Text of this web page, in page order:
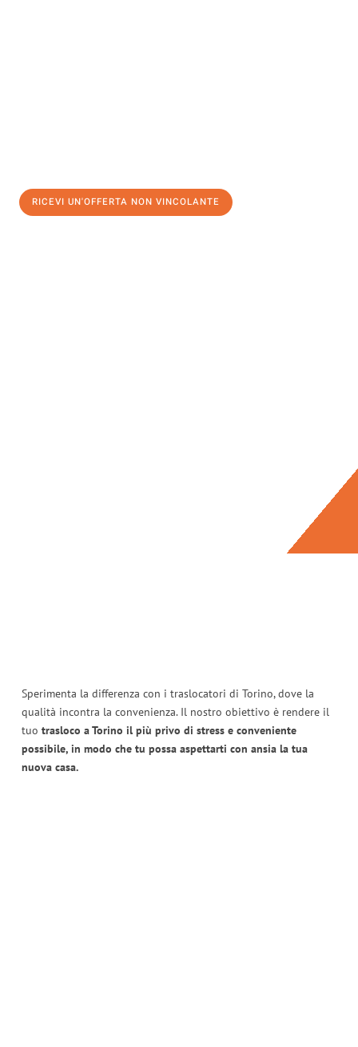
RICEVI UN'OFFERTA NON VINCOLANTE
Sperimenta la differenza con i traslocatori di Torino, dove la
qualità incontra la convenienza. Il nostro obiettivo è rendere il
tuo trasloco a Torino il più privo di stress e conveniente
possibile, in modo che tu possa aspettarti con ansia la tua
nuova casa.